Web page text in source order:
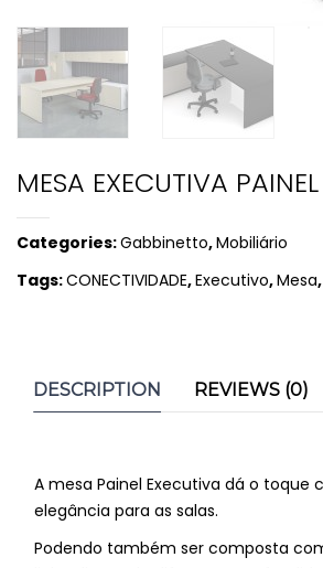
MESA EXECUTIVA PAINEL
Categories:Gabbinetto,Mobiliário
Tags:CONECTIVIDADE,Executivo,Mesa,
DESCRIPTION REVIEWS (0)
A mesa Painel Executiva dá o toque
elegância para as salas.
Podendo também ser composta